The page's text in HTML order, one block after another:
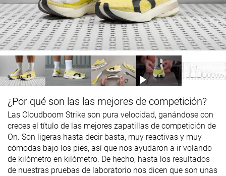
¿Por qué son las las mejores de competición?
Las Cloudboom Strike son pura velocidad, ganándose con
creces el título de las mejores zapatillas de competición de
On. Son ligeras hasta decir basta, muy reactivas y muy
cómodas bajo los pies, así que nos ayudaron a ir volando
de kilómetro en kilómetro. De hecho, hasta los resultados
de nuestras pruebas de laboratorio nos dicen que son unas